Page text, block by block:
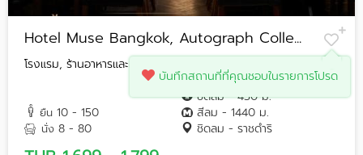
Hotel Muse Bangkok, Autograph Colle...
โรงแรม, ร้านอาหารและคาเฟ่, สตูดิโอ, Rooftop, Pool ...
บันทึกสถานที่ที่คุณชอบในรายการโปรด
ยืน 10 - 150
นั่ง 8 - 80
ชิดลม - 430 ม.
สีลม - 1440 ม.
ชิดลม - ราชดำริ